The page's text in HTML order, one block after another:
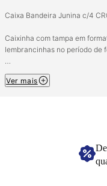
Caixa Bandeira Junina c/4
Caixinha com tampa em
lembrancinhas no período de
Pacote com 4 unidades.
Tamanho: 11cm x 4cm.
Ver mais